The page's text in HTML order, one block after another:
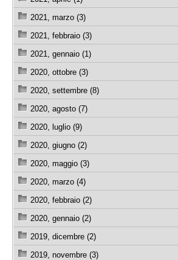
2021, marzo (3)
2021, febbraio (3)
2021, gennaio (1)
2020, ottobre (3)
2020, settembre (8)
2020, agosto (7)
2020, luglio (9)
2020, giugno (2)
2020, maggio (3)
2020, marzo (4)
2020, febbraio (2)
2020, gennaio (2)
2019, dicembre (2)
2019, novembre (3)